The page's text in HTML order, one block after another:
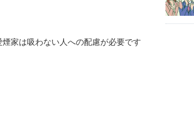
家は吸わない人への配慮が必要です